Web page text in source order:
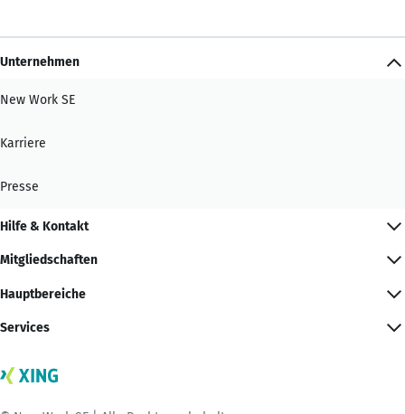
Unternehmen
New Work SE
Karriere
Presse
Hilfe & Kontakt
Mitgliedschaften
Hauptbereiche
Services